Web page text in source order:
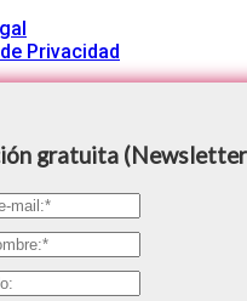
Privacidad
gratuita